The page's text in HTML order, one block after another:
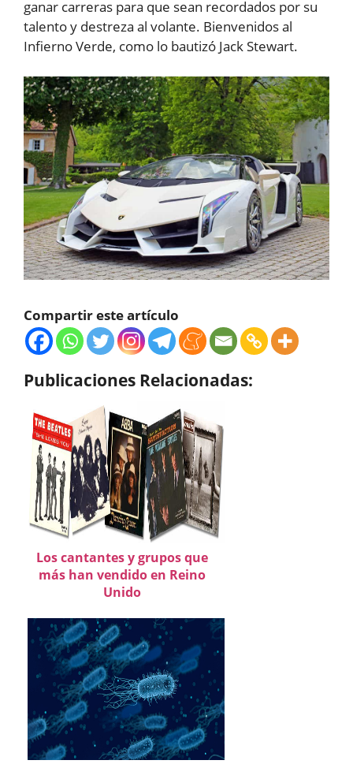
ganar carreras para que sean recordados por su
talento y destreza al volante. Bienvenidos al
Infierno Verde, como lo bautizó Jack Stewart.
Compartir este artículo
Publicaciones Relacionadas:
Los cantantes y grupos que
más han vendido en Reino
Unido